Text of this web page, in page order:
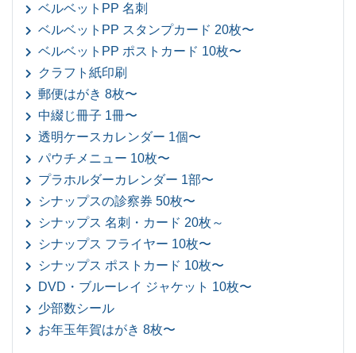
ベルベットPP 名刺
ベルベットPP スタンプカード 20枚〜
ベルベットPP ポストカード 10枚〜
クラフト紙印刷
郵便はがき 8枚〜
中綴じ冊子 1冊〜
透明ケースカレンダー 1個〜
パウチメニュー 10枚〜
プラホルダーカレンダー 1部〜
シナップスの診察券 50枚〜
シナップス 名刺・カード 20枚～
シナップス フライヤー 10枚〜
シナップス ポストカード 10枚〜
DVD・ブルーレイ ジャケット 10枚〜
少部数シール
お年玉年賀はがき 8枚〜